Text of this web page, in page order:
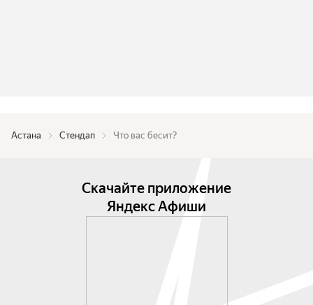
Астана Стендап Что вас бесит?
Скачайте приложение
Яндекс Афиши